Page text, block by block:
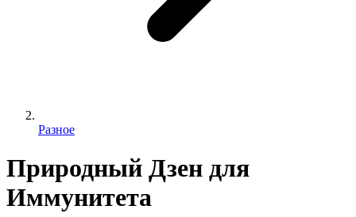
Разное
Природный Дзен для
Иммунитета